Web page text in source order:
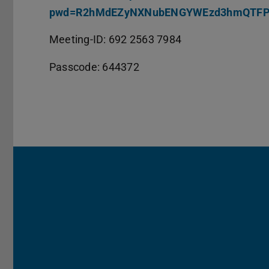
Meeting-ID: 692 2563 7984
Passcode: 644372